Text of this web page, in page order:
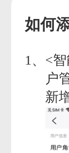
如何
<
户
新